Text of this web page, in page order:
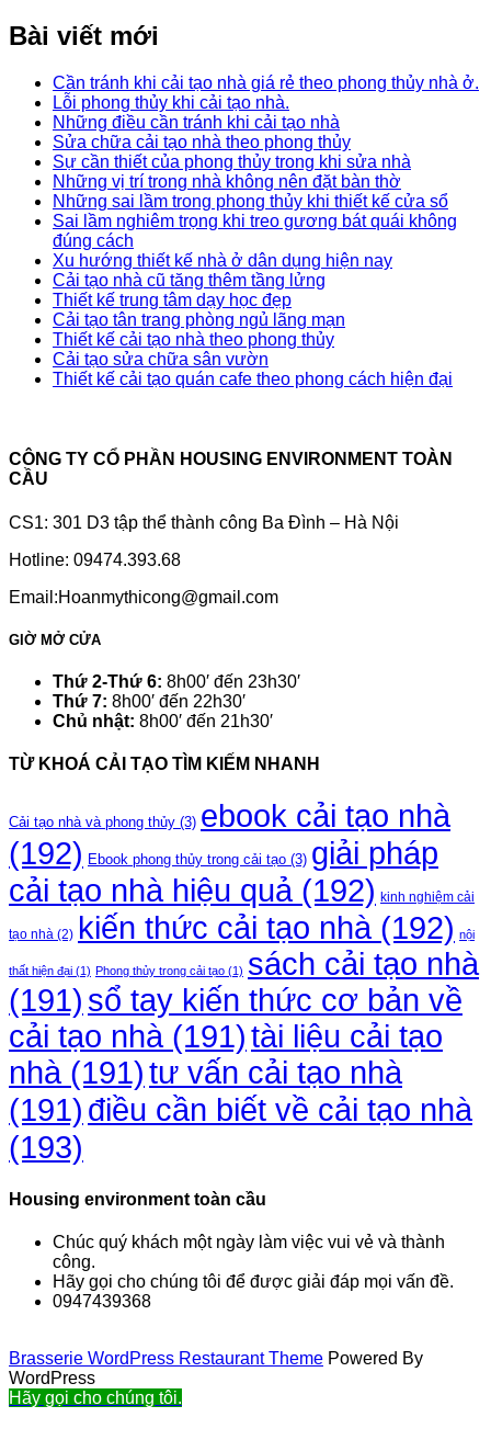
Bài viết mới
Cần tránh khi cải tạo nhà giá rẻ theo phong thủy nhà ở.
Lỗi phong thủy khi cải tạo nhà.
Những điều cần tránh khi cải tạo nhà
Sửa chữa cải tạo nhà theo phong thủy
Sự cần thiết của phong thủy trong khi sửa nhà
Những vị trí trong nhà không nên đặt bàn thờ
Những sai lầm trong phong thủy khi thiết kế cửa sổ
Sai lầm nghiêm trọng khi treo gương bát quái không
đúng cách
Xu hướng thiết kế nhà ở dân dụng hiện nay
Cải tạo nhà cũ tăng thêm tầng lửng
Thiết kế trung tâm dạy học đẹp
Cải tạo tân trang phòng ngủ lãng mạn
Thiết kế cải tạo nhà theo phong thủy
Cải tạo sửa chữa sân vườn
Thiết kế cải tạo quán cafe theo phong cách hiện đại
CÔNG TY CỔ PHẦN HOUSING ENVIRONMENT TOÀN
CẦU
CS1: 301 D3 tập thể thành công Ba Đình – Hà Nội
Hotline: 09474.393.68
Email:Hoanmythicong@gmail.com
GIỜ MỞ CỬA
Thứ 2-Thứ 6: 8h00′ đến 23h30′
Thứ 7: 8h00′ đến 22h30′
Chủ nhật: 8h00′ đến 21h30′
TỪ KHOÁ CẢI TẠO TÌM KIẾM NHANH
Cải tạo nhà và phong thủy (3) ebook cải tạo nhà
(192) Ebook phong thủy trong cải tạo (3) giải pháp
cải tạo nhà hiệu quả(192) kinh nghiệm cải
tạo nhà (2) kiến thức cải tạo nhà(192) nội
thất hiện đại (1) Phong thủy trong cải tạo (1) sách cải tạo nhà
(191) sổ tay kiến thức cơ bản về
cải tạo nhà(191)tài liệu cải tạo
nhà(191)tư vấn cải tạo nhà
(191) điều cần biết về cải tạo nhà
(193)
Housing environment toàn cầu
Chúc quý khách một ngày làm việc vui vẻ và thành
công.
Hãy gọi cho chúng tôi để được giải đáp mọi vấn đề.
0947439368
Brasserie WordPress Restaurant Theme Powered By
WordPress
Hãy gọi cho chúng tôi.